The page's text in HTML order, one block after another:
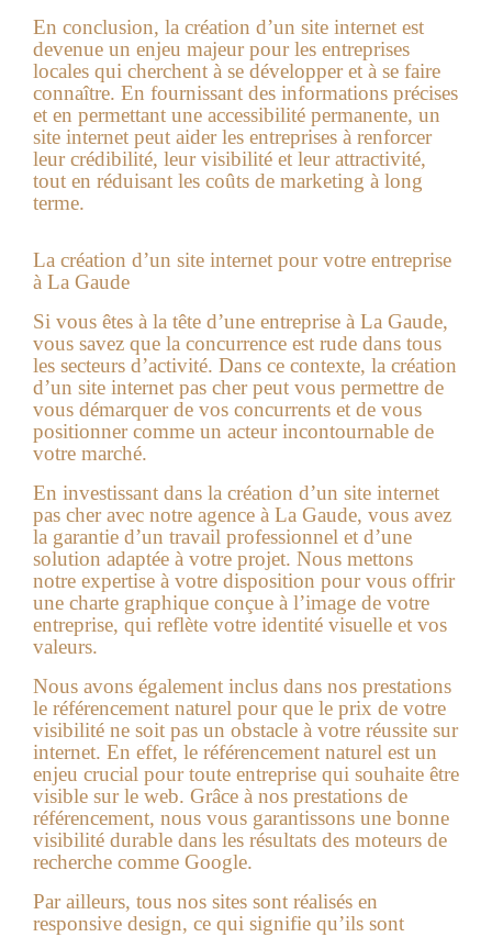
En conclusion, la création d’un site internet est
devenue un enjeu majeur pour les entreprises
locales qui cherchent à se développer et à se faire
connaître. En fournissant des informations précises
et en permettant une accessibilité permanente, un
site internet peut aider les entreprises à renforcer
leur crédibilité, leur visibilité et leur attractivité,
tout en réduisant les coûts de marketing à long
terme.
La création d’un site internet pour votre entreprise
à La Gaude
Si vous êtes à la tête d’une entreprise à La Gaude,
vous savez que la concurrence est rude dans tous
les secteurs d’activité. Dans ce contexte, la création
d’un site internet pas cherpeut vous permettre de
vous démarquer de vos concurrents et de vous
positionner comme un acteur incontournable de
votre marché.
En investissant dans la création d’un site internet
pas cher avec notre agence à La Gaude, vous avez
la garantie d’un travail professionnel et d’une
solution adaptée à votre projet. Nous mettons
notre expertise à votre disposition pour vous offrir
une charte graphique conçue à l’image de votre
entreprise, qui reflète votre identité visuelle et vos
valeurs.
Nous avons également inclus dans nos prestations
le référencement naturel pour que le prix de votre
visibilité ne soit pas un obstacle à votre réussite sur
internet. En effet, le référencement naturel est un
enjeu crucial pour toute entreprise qui souhaite être
visible sur le web. Grâce à nos prestations de
référencement, nous vous garantissons une bonne
visibilité durable dans les résultats des moteurs de
recherche comme Google.
Par ailleurs, tous nos sites sont réalisés en
responsive design, ce qui signifie qu’ils sont